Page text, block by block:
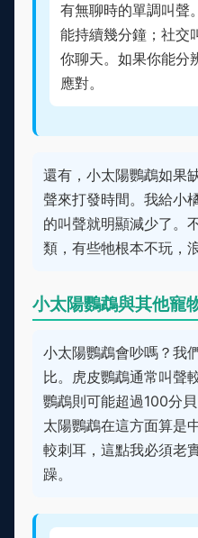
有無聊時的單調叫聲
能持續幾分鐘；社交
你聊天。如果你能分
應對。
還有，小太陽鸚鵡如果
聲來打發時間。我給小
的叫聲就明顯減少了。
類，有些牠根本不玩，
小太陽鸚鵡與其他寵
小太陽鸚鵡會吵嗎？我
比。虎皮鸚鵡通常叫聲
鸚鵡則可能超過100分
太陽鸚鵡在這方面算是
較刺耳，這點我必須老
躁。